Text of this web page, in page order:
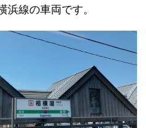
浜線の車両です。